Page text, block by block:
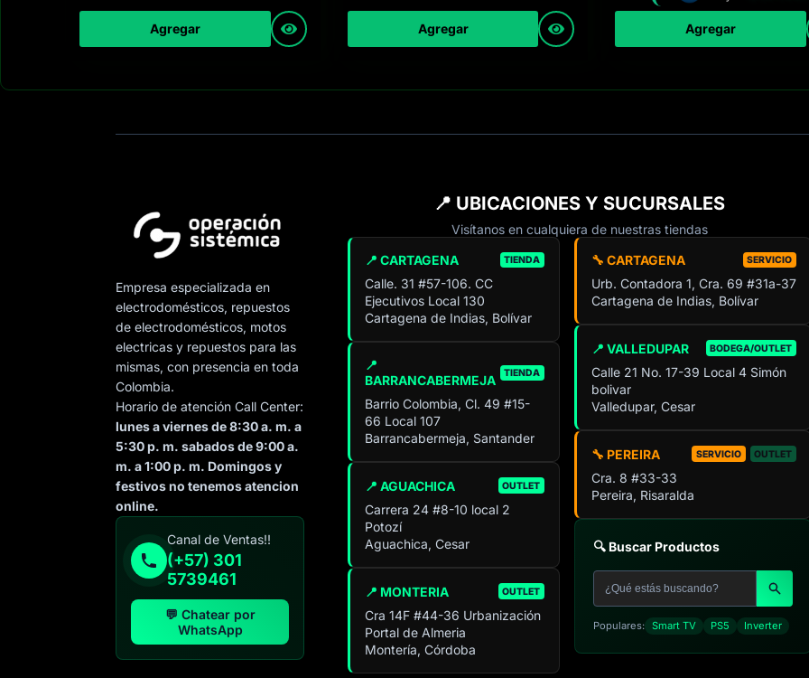
Agregar Agregar Agregar
Empresa especializada en
electrodomésticos, repuestos
de electrodomésticos, motos
electricas y repuestos para las
mismas, con presencia en toda
Colombia.
Horario de atención Call Center:
lunes a viernes de 8:30 a. m. a
5:30 p. m. sabados de 9:00 a.
m. a 1:00 p. m. Domingos y
festivos no tenemos atencion
online.
Canal de Ventas!!
(+57) 301
5739461
💬 Chatear por
WhatsApp
📍 UBICACIONES Y SUCURSALES
Visítanos en cualquiera de nuestras tiendas
📍 CARTAGENA TIENDA
Calle. 31 #57-106. CC
Ejecutivos Local 130
Cartagena de Indias, Bolívar
📍
BARRANCABERMEJA
TIENDA
Barrio Colombia, Cl. 49 #15-
66 Local 107
Barrancabermeja, Santander
📍 AGUACHICA OUTLET
Carrera 24 #8-10 local 2
Potozí
Aguachica, Cesar
📍 MONTERIA OUTLET
Cra 14F #44-36 Urbanización
Portal de Almeria
Montería, Córdoba
🔧 CARTAGENA SERVICIO
Urb. Contadora 1, Cra. 69 #31a-37
Cartagena de Indias, Bolívar
📍 VALLEDUPAR BODEGA/OUTLET
Calle 21 No. 17-39 Local 4 Simón
bolivar
Valledupar, Cesar
🔧 PEREIRA SERVICIO OUTLET
Cra. 8 #33-33
Pereira, Risaralda
🔍 Buscar Productos
Populares: Smart TV PS5 Inverter
Especialista de operación
sistémica